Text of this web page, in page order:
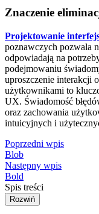
Znaczenie
Projektowanie
poznawczych pozwala
odpowiadają na
podejmowaniu
uproszczenie interakcji
użytkownikami to
UX. Świadomość
oraz zachowania
intuicyjnych i
Poprzedni wpis
Blob
Następny wpis
Bold
Spis treści
Rozwiń